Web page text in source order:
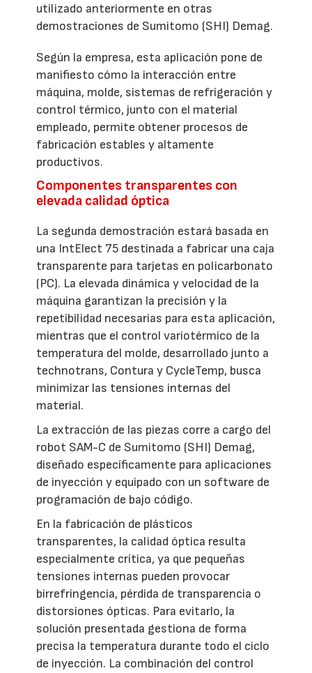
utilizado anteriormente en otras
demostraciones de Sumitomo (SHI) Demag.
Según la empresa, esta aplicación pone de
manifiesto cómo la interacción entre
máquina, molde, sistemas de refrigeración y
control térmico, junto con el material
empleado, permite obtener procesos de
fabricación estables y altamente
productivos.
Componentes transparentes con
elevada calidad óptica
La segunda demostración estará basada en
una IntElect 75 destinada a fabricar una caja
transparente para tarjetas en policarbonato
(PC). La elevada dinámica y velocidad de la
máquina garantizan la precisión y la
repetibilidad necesarias para esta aplicación,
mientras que el control variotérmico de la
temperatura del molde, desarrollado junto a
technotrans, Contura y CycleTemp, busca
minimizar las tensiones internas del
material.
La extracción de las piezas corre a cargo del
robot SAM-C de Sumitomo (SHI) Demag,
diseñado específicamente para aplicaciones
de inyección y equipado con un software de
programación de bajo código.
En la fabricación de plásticos
transparentes, la calidad óptica resulta
especialmente crítica, ya que pequeñas
tensiones internas pueden provocar
birrefringencia, pérdida de transparencia o
distorsiones ópticas. Para evitarlo, la
solución presentada gestiona de forma
precisa la temperatura durante todo el ciclo
de inyección. La combinación del control